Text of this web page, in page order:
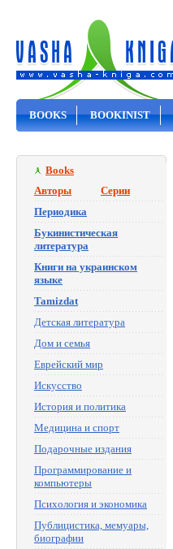
BOOKS BOOKINIST
Books
Авторы
Серии
Периодика
Букинистическая
литература
Книги на украинском
языке
Tamizdat
Детская литература
Дом и семья
Еврейский мир
Искусство
История и политика
Медицина и спорт
Подарочные издания
Программирование и
компьютеры
Психология и экономика
Публицистика, мемуары,
биографии